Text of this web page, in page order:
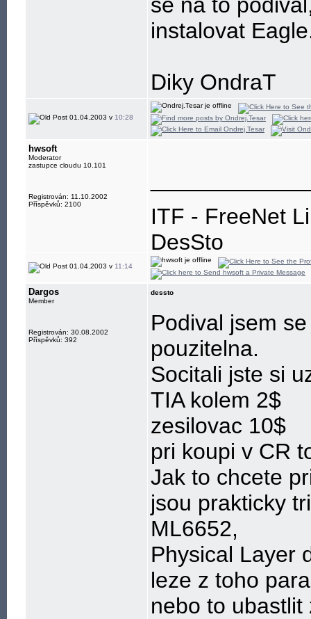
instalovat
Diky OndraT
01.04.2003 v 10:28
hwsoft
Moderator
zastupce cloudu 10.101
Registrován: 11.10.2002
Příspěvků: 2100
ITF - FreeNet
DesSto
jabber:
01.04.2003 v 11:14
Dargos
Member
Registrován: 30.08.2002
Příspěvků: 392
dessto
Podival jsem
pouzitelna.
Socitali jste si
TIA kolem 2$
zesilovac 10$
pri koupi v CR
Jak to chcete
jsou prakticky
ML6652,
Physical Layer
leze z toho
nebo to ubastlit